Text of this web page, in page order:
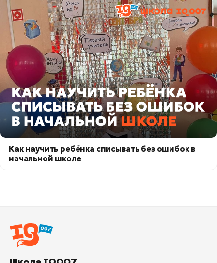
Как научить ребёнка списывать без ошибок в
начальной школе